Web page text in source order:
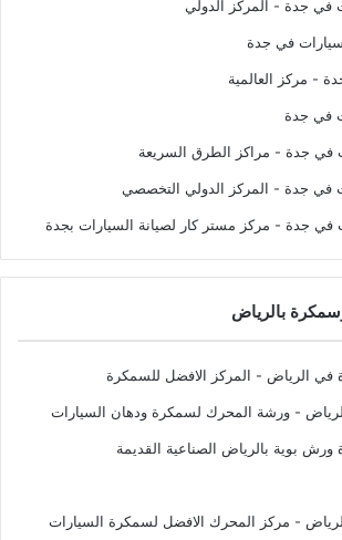
في جدة - المركز الدولي
في جدة
- مركز العالمية
في جدة
في جدة - مراكز الطرق السريعة
في جدة - المركز الدولي التخصصي
في جدة - مركز مستر كار لصيانة السيارات بجدة
بالرياض
في الرياض - المركز الافضل للسمكرة
- ورشة المحرك لسمكرة ودهان السيارات
بوية بالرياض الصناعية القديمة
- مركز المحرك الافضل لسمكرة السيارات